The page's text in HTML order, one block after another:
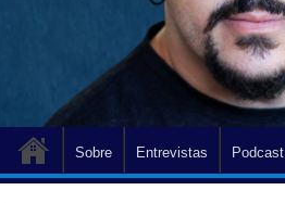
Sobre Entrevistas Podcast